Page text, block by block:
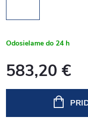
Odosielame do 24 h
583,20 €